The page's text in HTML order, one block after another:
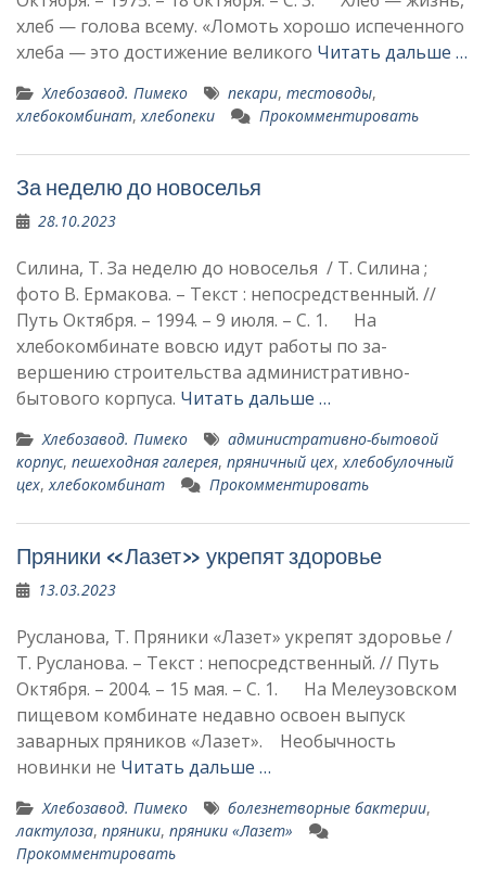
хлеб — голо­ва всему. «Ломоть хорошо испеченного
хлеба — это до­стижение великого Читать дальше …
Хлебозавод. Пимеко пекари, тестоводы,
хлебокомбинат,хлебопеки Прокомментировать
За неделю до новоселья
28.10.2023
Силина, Т. За неделю до новоселья / Т. Силина ;
фото В. Ермакова. – Текст : непосредственный. //
Путь Октября. – 1994. – 9 июля. – С. 1. На
хлебокомбинате во­всю идут работы по за­
вершению строительства административно-
бытового корпуса. Читать дальше …
Хлебозавод. Пимеко
административно-бытовой
корпус, пешеход­ная галерея, пряничный цех,хлебобу­лочный
цех,хлебокомбинат Прокомментировать
Пряники «Лазет» укрепят здоровье
13.03.2023
Русланова, Т. Пряники «Лазет» укрепят здоровье /
Т. Русланова. – Текст : непосредственный. // Путь
Октября. – 2004. – 15 мая. – С. 1. На Мелеузовском
пищевом комбинате недавно освоен выпуск
заварных пряников «Лазет». Необычность
новинки не Читать дальше …
Хлебозавод. Пимеко болезнетворные бактерии,
лактулоза, пряники, пряники «Лазет»
Прокомментировать